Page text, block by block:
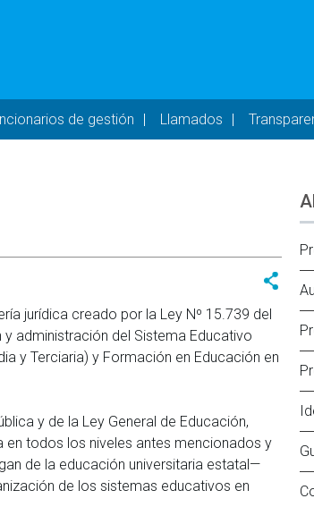
de gestión Llamados
jurídica creado por la Ley Nº 15.739 del
administración del Sistema Educativo
y Terciaria) y Formación en Educación en
y de la Ley General de Educación,
todos los niveles antes mencionados y
de la educación universitaria estatal—
de los sistemas educativos en